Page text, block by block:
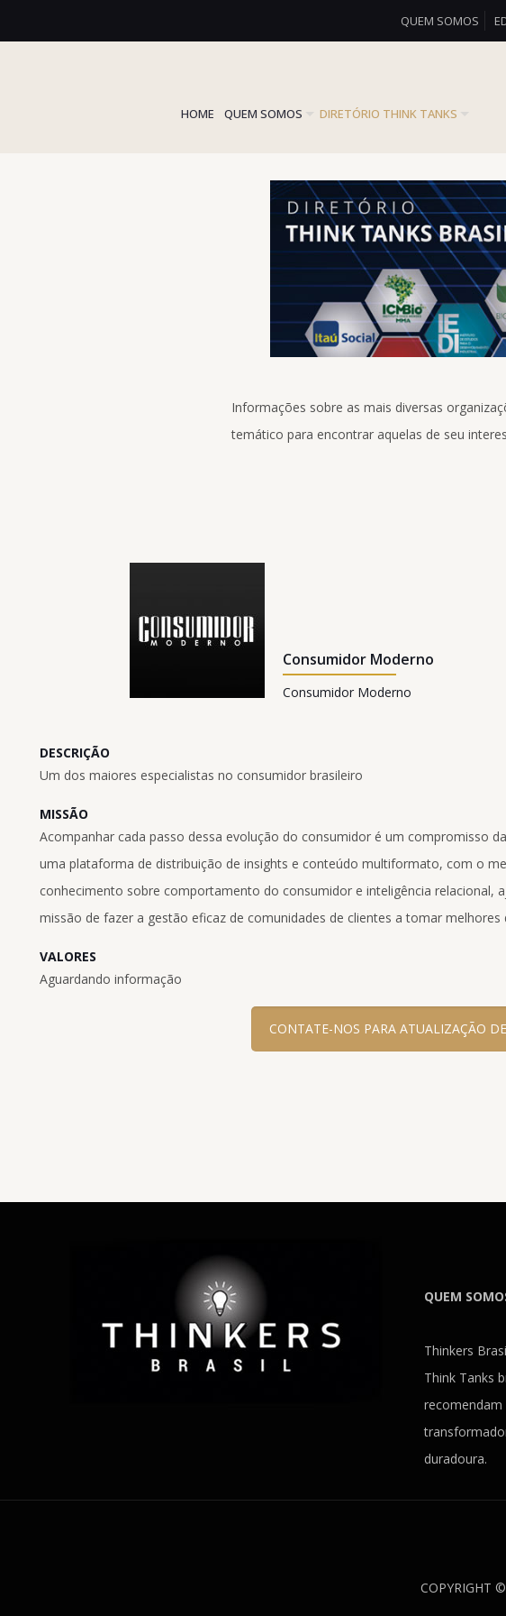
QUEM SOMOS
HOME QUEM SOMOS DIRETÓRIO THINK TANKS
Informações sobre as mais diversas
temático para encontrar aquelas de seu
Consumidor Moderno
Consumidor Moderno
DESCRIÇÃO
Um dos maiores especialistas no consumidor brasileiro
MISSÃO
Acompanhar cada passo dessa evolução do consumidor é um compromisso
uma plataforma de distribuição de insights e conteúdo multiformato, com o
conhecimento sobre comportamento do consumidor e inteligência relacional,
missão de fazer a gestão eficaz de comunidades de clientes a tomar melhores
VALORES
Aguardando informação
CONTATE-NOS PARA ATUALIZAÇÃO
QUEM
Thinkers
Think Tanks
recomendam
duradoura.
COPYRIGHT